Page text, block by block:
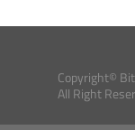
Copyright©
All Right